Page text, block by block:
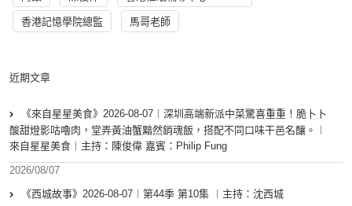
香港記憶學院總監 馬哥老師
近期文章
《來自星星美食》2026-08-07︱深圳高端新派中菜驚喜重重！脆卜卜
酸甜燈影咕嚕肉，堂弄黃油蟹黯然銷魂飯，搭配不同口味干邑名釀。︱
來自星星美食︱主持：陳俊偉 嘉賓：Philip Fung
2026/08/07
《西城故事》2026-08-07︱第44季 第10集 ︱主持：沈西城